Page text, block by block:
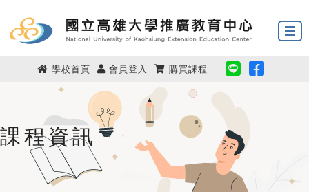
學校首頁 會員登入 購買課程
課程資訊